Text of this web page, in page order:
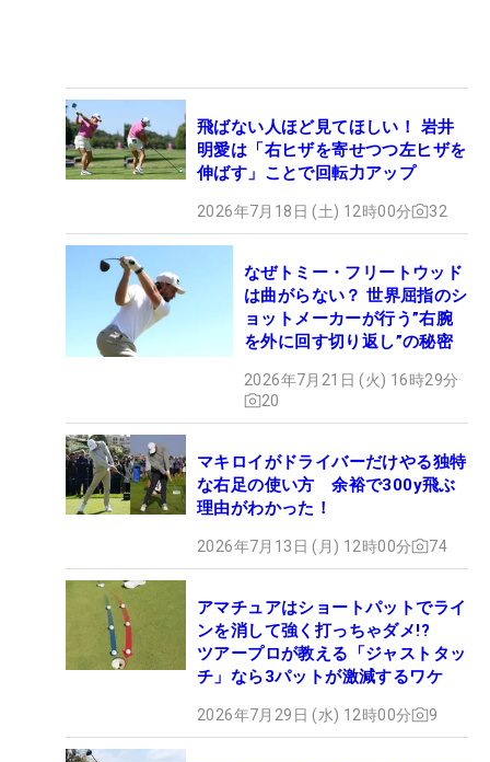
飛ばない人ほど見てほしい！ 岩井
明愛は「右ヒザを寄せつつ左ヒザを
伸ばす」ことで回転力アップ
2026年7月18日 (土) 12時00分 32
なぜトミー・フリートウッド
は曲がらない？ 世界屈指のシ
ョットメーカーが行う”右腕
を外に回す切り返し”の秘密
2026年7月21日 (火) 16時29分
20
マキロイがドライバーだけやる独特
な右足の使い方 余裕で300y飛ぶ
理由がわかった！
2026年7月13日 (月) 12時00分 74
アマチュアはショートパットでライ
ンを消して強く打っちゃダメ!?
ツアープロが教える「ジャストタッ
チ」なら3パットが激減するワケ
2026年7月29日 (水) 12時00分 9